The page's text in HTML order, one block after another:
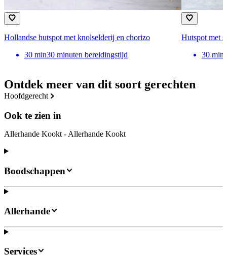
Ontdek meer van dit soort gerechten
hoofdgerecht
Ook te zien in
Allerhande Kookt - Allerhande Kookt
Hollandse hutspot met knolselderij en chorizo
30 min30 minuten bereidingstijd
Hutspot met
30 min
Boodschappen
Allerhande
Services